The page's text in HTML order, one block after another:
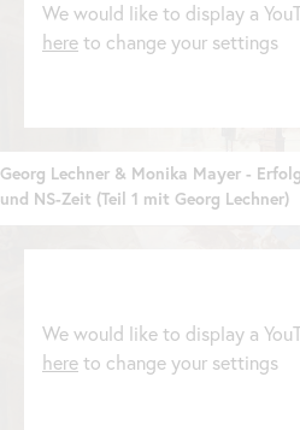
We would like to display a
here to change your settings
Georg Lechner & Monika Mayer -
und NS-Zeit (Teil 1 mit Georg Lechner)
We would like to display a
here to change your settings